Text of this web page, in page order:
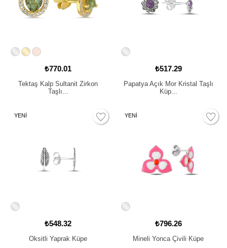
₺770.01
Tektaş Kalp Sultanit Zirkon
Taşlı...
₺517.29
Papatya Açık Mor Kristal Taşlı
Küp...
YENİ
₺548.32
Oksitli Yaprak Küpe
YENİ
₺796.26
Mineli Yonca Çivili Küpe